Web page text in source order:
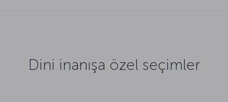
Dini inanışa özel seçimler